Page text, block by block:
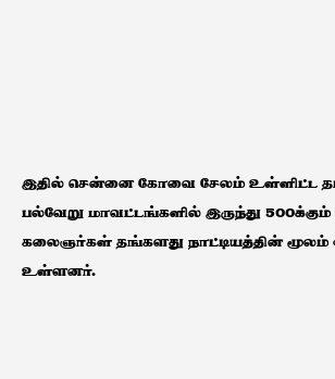
இதில் சென்னை கோவை சேலம் உள்ளிட்ட
பல்வேறு மாவட்டங்களில் இருந்து
கலைஞர்கள் தங்களது நாட்டியத்தின் மூலம்
உள்ளனர்.